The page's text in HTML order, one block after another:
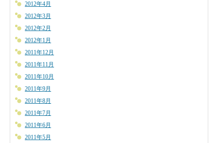
2012年4月
2012年3月
2012年2月
2012年1月
2011年12月
2011年11月
2011年10月
2011年9月
2011年8月
2011年7月
2011年6月
2011年5月